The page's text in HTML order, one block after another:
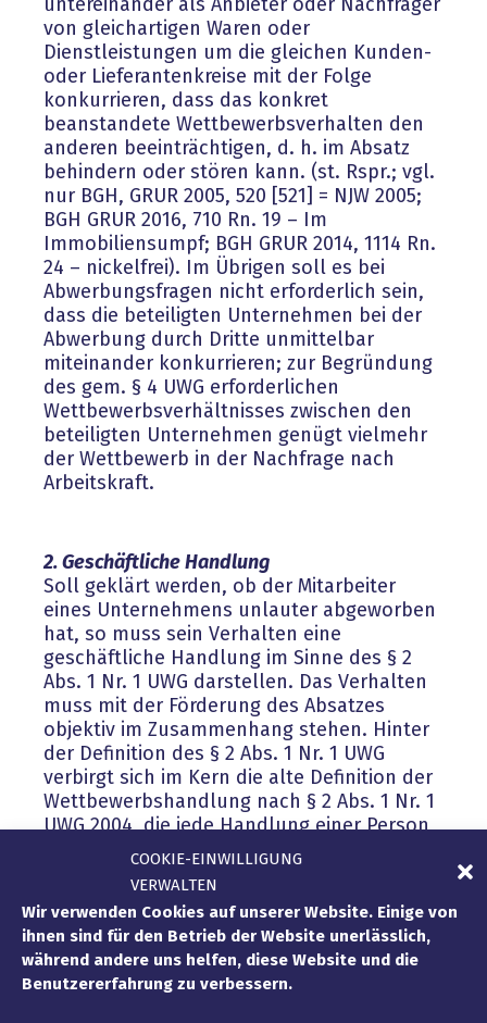
COOKIE-EINWILLIGUNG
VERWALTEN
Wir verwenden Cookies auf unserer Website. Einige von
ihnen sind für den Betrieb der Website unerlässlich,
während andere uns helfen, diese Website und die
Benutzererfahrung zu verbessern.
von gleichartigen Waren oder
Dienstleistungen um die gleichen Kunden-
oder Lieferantenkreise mit der Folge
konkurrieren, dass das konkret
beanstandete Wettbewerbsverhalten den
anderen beeinträchtigen, d. h. im Absatz
behindern oder stören kann. (st. Rspr.; vgl.
nur BGH, GRUR 2005, 520 [521] = NJW 2005;
BGH GRUR 2016, 710 Rn. 19 – Im
Immobiliensumpf; BGH GRUR 2014, 1114 Rn.
24 – nickelfrei). Im Übrigen soll es bei
Abwerbungsfragen nicht erforderlich sein,
dass die beteiligten Unternehmen bei der
Abwerbung durch Dritte unmittelbar
miteinander konkurrieren; zur Begründung
des gem. § 4 UWG erforderlichen
Wettbewerbsverhältnisses zwischen den
beteiligten Unternehmen genügt vielmehr
der Wettbewerb in der Nachfrage nach
Arbeitskraft.
2. Geschäftliche Handlung
Soll geklärt werden, ob der Mitarbeiter
eines Unternehmens unlauter abgeworben
hat, so muss sein Verhalten eine
geschäftliche Handlung im Sinne des § 2
Abs. 1 Nr. 1 UWG darstellen. Das Verhalten
muss mit der Förderung des Absatzes
objektiv im Zusammenhang stehen. Hinter
der Definition des § 2 Abs. 1 Nr. 1 UWG
verbirgt sich im Kern die alte Definition der
Wettbewerbshandlung nach § 2 Abs. 1 Nr. 1
UWG 2004, die jede Handlung einer Person
mit dem Ziel der Absatzförderung umfasste.
erfasst, dass mit der Förderung von
Dienstleistungen oder der Durchführung
eines Vertrags über Waren oder
Dienstleistungen objektiv zusammenhängt.
Findet z.B. zwischen einem Geschäftsführer